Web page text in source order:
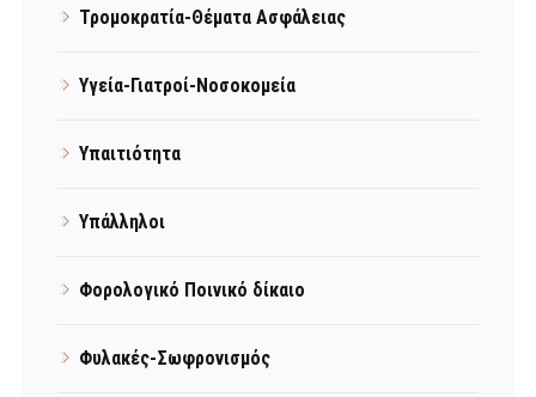
Τρομοκρατία-Θέματα Ασφάλειας
Υγεία-Γιατροί-Νοσοκομεία
Υπαιτιότητα
Υπάλληλοι
Φορολογικό Ποινικό δίκαιο
Φυλακές-Σωφρονισμός